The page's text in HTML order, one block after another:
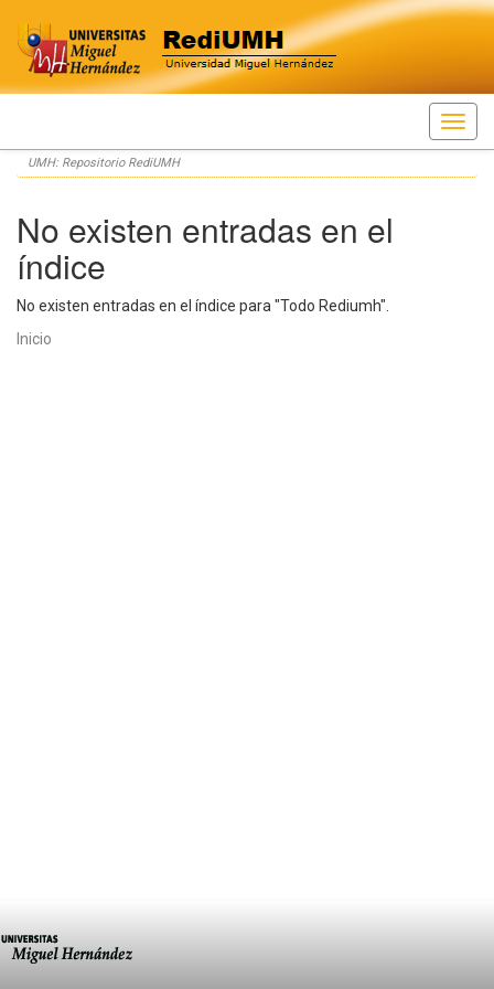
Skip
navigation
UMH: Repositorio RediUMH
No existen entradas en el
índice
No existen entradas en el índice para "Todo Rediumh".
Inicio